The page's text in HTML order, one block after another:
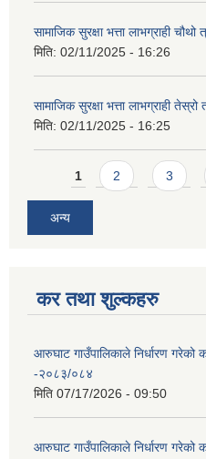
सामाजिक सुरक्षा भत्ता लाभग्राही
मिति: 02/11/2025 - 16:26
सामाजिक सुरक्षा भत्ता लाभग्राही
मिति: 02/11/2025 - 16:25
Pages
1 2 3
अन्य
कर तथा शुल्कहरु
आरुघाट गाउँपालिकाले निर्धारण गरेको
-२०८३/०८४
मिति 07/17/2026 - 09:50
आरुघाट गाउँपालिकाले निर्धारण गरेको